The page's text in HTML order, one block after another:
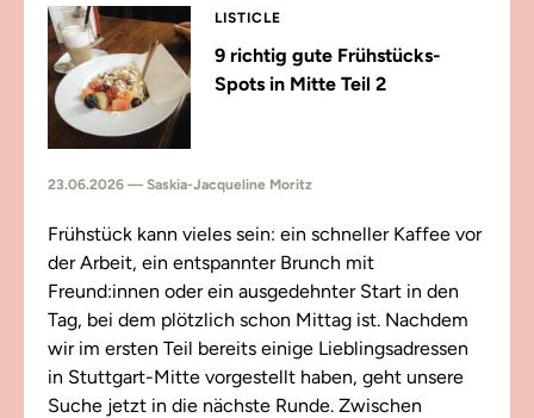
LISTICLE
9 richtig gute Frühstücks-
Spots in Mitte Teil 2
23.06.2026 — Saskia-Jacqueline Moritz
Frühstück kann vieles sein: ein schneller Kaffee vor
der Arbeit, ein entspannter Brunch mit
Freund:innen oder ein ausgedehnter Start in den
Tag, bei dem plötzlich schon Mittag ist. Nachdem
wir im ersten Teil bereits einige Lieblingsadressen
in Stuttgart-Mitte vorgestellt haben, geht unsere
Suche jetzt in die nächste Runde. Zwischen